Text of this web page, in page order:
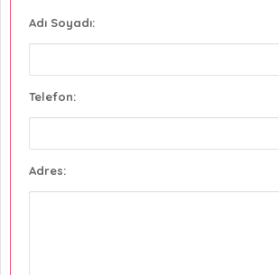
Adı Soyadı:
Telefon:
Adres: